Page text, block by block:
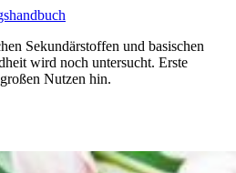
Sekundärstoffen und basischen
wird noch untersucht. Erste
Nutzen hin.